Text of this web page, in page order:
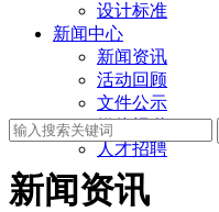
设计标准
新闻中心
新闻资讯
活动回顾
文件公示
媒体报道
人才招聘
新闻资讯